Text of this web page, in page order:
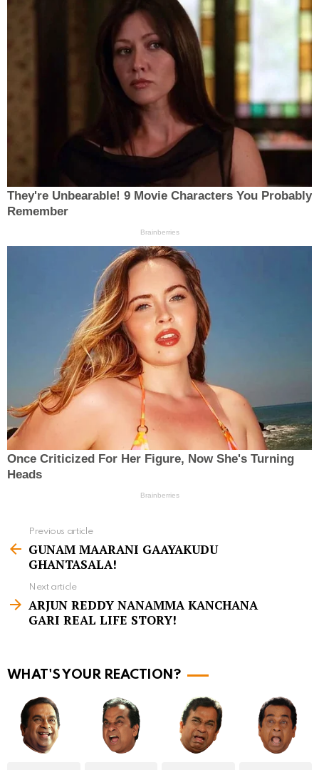
e
m
e
Previous article
GUNAM MAARANI GAAYAKUDU
GHANTASALA!
Next article
ARJUN REDDY NANAMMA KANCHANA
GARI REAL LIFE STORY!
WHAT'S YOUR REACTION?